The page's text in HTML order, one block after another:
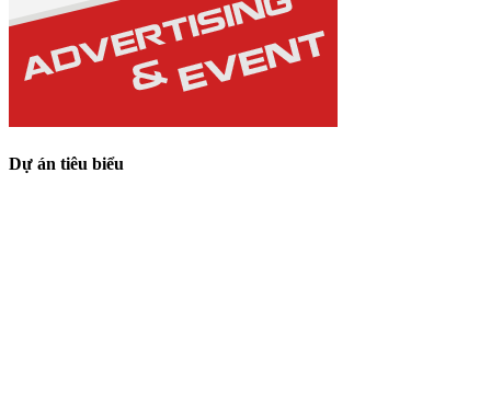
Dự án tiêu biểu